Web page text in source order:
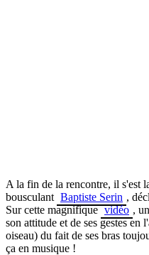
A la fin de la rencontre, il s'est
bousculant Baptiste Serin ,
Sur cette magnifique vidéo ,
son attitude et de ses gestes en
oiseau) du fait de ses bras
ça en musique !